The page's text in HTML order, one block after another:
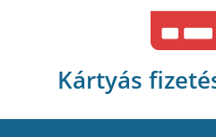
Kártyás